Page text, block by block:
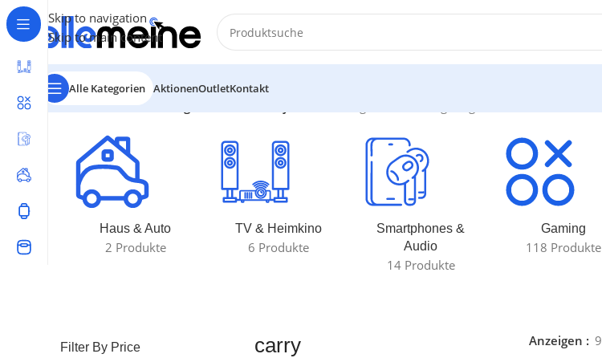
Skip to navigation
Skip to main content
Alle Kategorien AktionenOutletKontakt
Start/Produkte verschlagwortet mit „carry“
Haus & Auto
2 Produkte
TV & Heimkino
6 Produkte
Smartphones &
Audio
14 Produkte
Gaming
118 Produkte
Filter By Price carry Anzeigen 9